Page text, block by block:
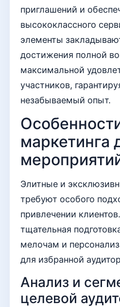
приглашений и
высококлассного
элементы
достижения полной
максимальной
участников,
незабываемый опыт.
маркетинга
Элитные и
требуют особого
привлечении
тщательная
мелочам и
для избранной
Анализ и
целевой